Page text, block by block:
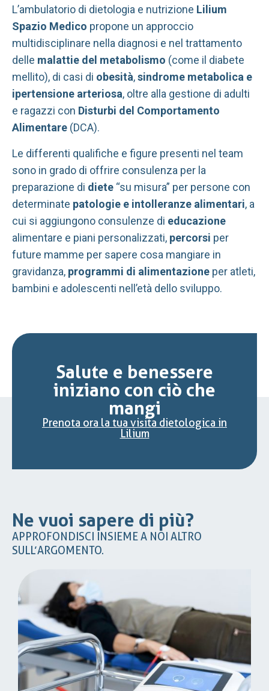
L’ambulatorio di dietologia e nutrizione Lilium
Spazio Medico propone un approccio
multidisciplinare nella diagnosi e nel trattamento
delle malattie del metabolismo (come il diabete
mellito), di casi di obesità,sindrome metabolica e
ipertensione arteriosa, oltre alla gestione di adulti
e ragazzi con Disturbi del Comportamento
Alimentare (DCA).
Le differenti qualifiche e figure presenti nel team
sono in grado di offrire consulenza per la
preparazione di diete “su misura” per persone con
determinate patologie e intolleranze alimentari, a
cui si aggiungono consulenze di educazione
alimentare e piani personalizzati, percorsi per
future mamme per sapere cosa mangiare in
gravidanza, programmi di alimentazione per atleti,
bambini e adolescenti nell’età dello sviluppo.
Salute e benessere
iniziano con ciò che
mangi
Prenota ora la tua visita dietologica in
Lilium
Ne vuoi sapere di più?
APPROFONDISCI INSIEME A NOI ALTRO
SULL’ARGOMENTO.